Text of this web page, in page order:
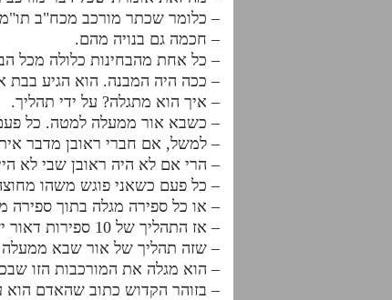
– כלומר שכתר מורכב מכח"ב תו"מ
– חכמה גם בנויה מהם.
– כל אחת מהבחינות כלולה מכל
– ככה היה המבנה. הוא הגיע בבת
– איך הוא מתגלה? על ידי תהליך.
– כשבא אור ממעלה למטה. כל
– למשל, אם חברי ראובן מדבר
– הרי אם לא היה ראובן שבי לא
– כל פעם כשאני פוגש משהו
– או כל ספירה מגלה בתוך ספירה
– אז התהליך של 10 ספירות דאור ישר ו10 ספירות דאור חוזר
– שזה תהליך של אור שבא ממעלה
– הוא מגלה את המורכבות הזו
– בזוהר הקדוש כתוב שהאדם הוא